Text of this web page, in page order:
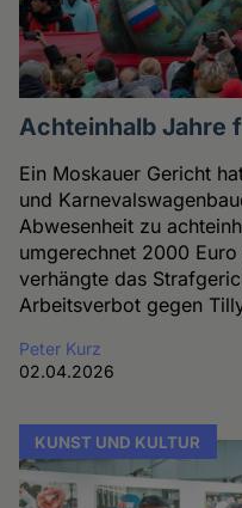
Achteinhalb Jahre
Ein Moskauer Gericht
und
Abwesenheit zu
umgerechnet 2000
verhängte das
Arbeitsverbot gegen
Peter Kurz
02.04.2026
KUNST UND KULTUR